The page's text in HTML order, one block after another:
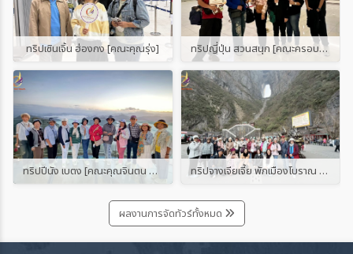
ทริปเซินเจิ้น ฮ่องกง [คณะคุณรุ่ง] ทริปญี่ปุ่น สวนสนุก [คณะครอบครัวประตูไชโยฯ]
ทริปปีนัง เบตง [คณะคุณจินตน และคุณสุรีรัตน์] ทริปจางเจียเจี้ย พักเมืองโบราณ 2 เมือง [กรุ๊ปจอยทัวร์ โดย บัดดี้ทริป ทราเวล]
ผลงานการจัดทัวร์ทั้งหมด